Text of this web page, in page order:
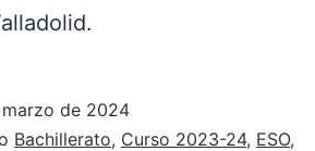
de 2024
Bachillerato, Curso 2023-24, ESO,